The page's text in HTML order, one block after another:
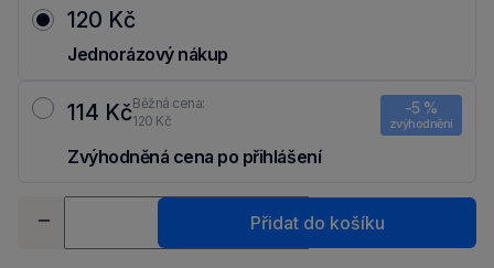
120 Kč
Jednorázový nákup
114 KčBěžná cena:
120 Kč
-5 %
zvýhodnění
Zvýhodněná cena po přihlášení
-
+
Přidat do košíku